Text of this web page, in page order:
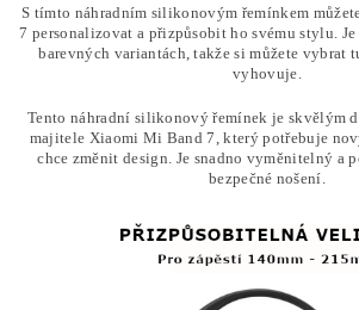
S tímto náhradním silikonovým řemínkem
7 personalizovat a přizpůsobit ho svému stylu.
barevných variantách, takže si můžete vybrat
vyhovuje.
Tento náhradní silikonový řemínek je skvělým
majitele Xiaomi Mi Band 7, který potřebuje
chce změnit design. Je snadno vyměnitelný a
bezpečné nošení.